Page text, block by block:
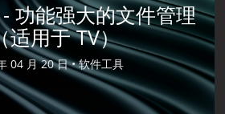
功能强大的文件管理
适用于 TV）
04 月 20 日 •软件工具